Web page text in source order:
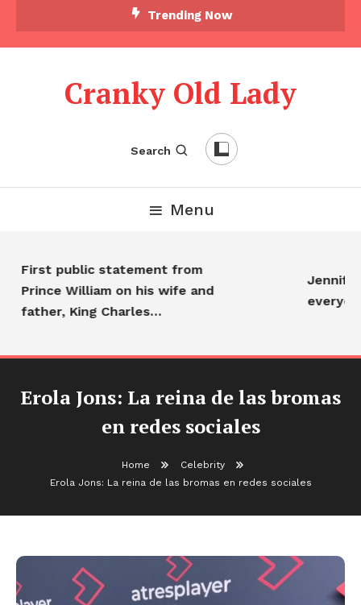
Trending Now
Cranky Old Lady
Search
Menu
First public statement from
Prince William on his wife and
father, King Charles…
Jennifer
everyone…
Erola Jons: La reina de las bromas
en redes sociales
Home
Celebrity
Erola Jons: La reina de las bromas en redes sociales